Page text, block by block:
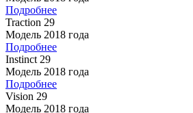
Подробнее
Traction 29
Модель 2018 года
Подробнее
Instinct 29
Модель 2018 года
Подробнее
Vision 29
Модель 2018 года